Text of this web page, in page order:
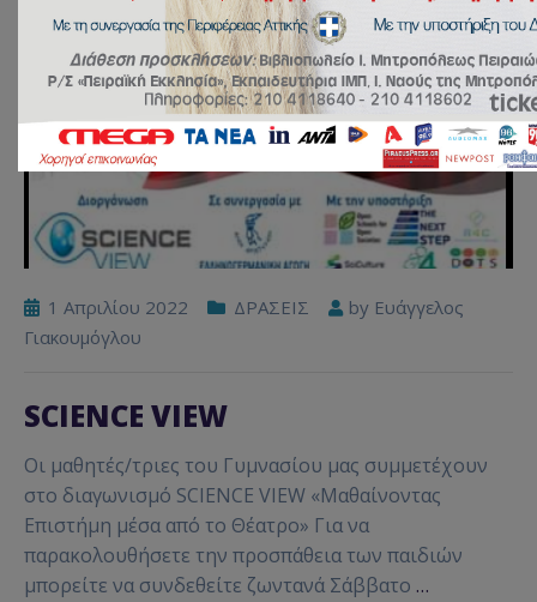
1 Απριλίου 2022 ΔΡΑΣΕΙΣ by Ευάγγελος
Γιακουμόγλου
SCIENCE VIEW
Οι μαθητές/τριες του Γυμνασίου μας συμμετέχουν
στο διαγωνισμό SCIENCE VIEW «Μαθαίνοντας
Επιστήμη μέσα από το Θέατρο» Για να
παρακολουθήσετε την προσπάθεια των παιδιών
μπορείτε να συνδεθείτε ζωντανά Σάββατο …